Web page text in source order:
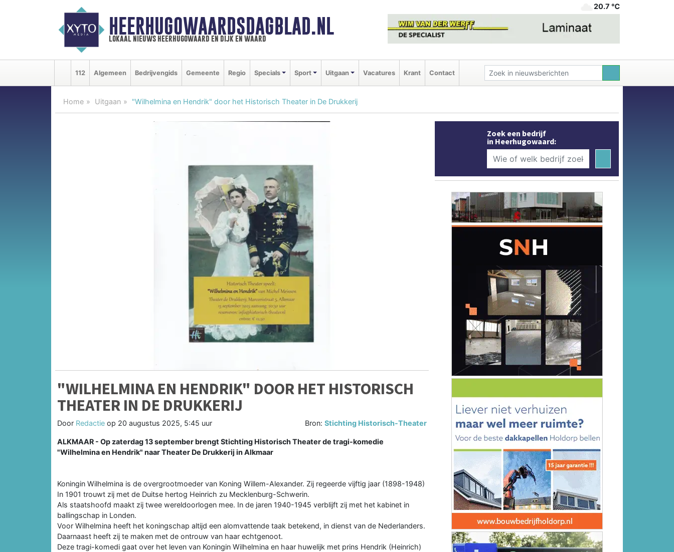
HEERHUGOWAARDSDAGBLAD.NL
lokaal nieuws heerhugowaard en dijk en waard
20.7 ℃
112 Algemeen Bedrijvengids Gemeente Regio Specials Sport Uitgaan Vacatures Krant Contact
Home Uitgaan "Wilhelmina en Hendrik" door het Historisch Theater in De Drukkerij
"WILHELMINA EN HENDRIK" DOOR HET HISTORISCH
THEATER IN DE DRUKKERIJ
Door Redactie op 20 augustus 2025, 5:45 uur Bron:Stichting Historisch-Theater
ALKMAAR - Op zaterdag 13 september brengt Stichting Historisch Theater de tragi-komedie
"Wilhelmina en Hendrik" naar Theater De Drukkerij in Alkmaar
Koningin Wilhelmina is de overgrootmoeder van Koning Willem-Alexander. Zij regeerde vijftig jaar (1898-1948)
In 1901 trouwt zij met de Duitse hertog Heinrich zu Mecklenburg-Schwerin.
Als staatshoofd maakt zij twee wereldoorlogen mee. In de jaren 1940-1945 verblijft zij met het kabinet in
ballingschap in Londen.
Voor Wilhelmina heeft het koningschap altijd een alomvattende taak betekend, in dienst van de Nederlanders.
Daarnaast heeft zij te maken met de ontrouw van haar echtgenoot.
Deze tragi-komedi gaat over het leven van Koningin Wilhelmina en haar huwelijk met prins Hendrik (Heinrich)
Zoek een bedrijf
in Heerhugowaard: